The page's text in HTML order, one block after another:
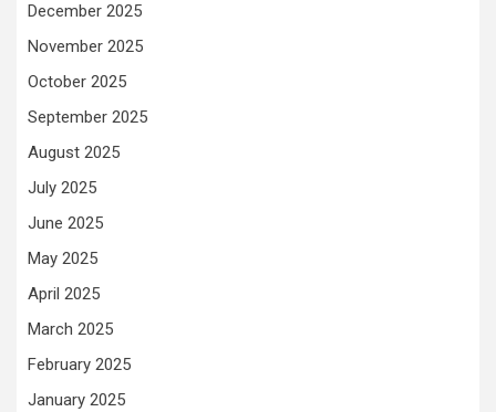
December 2025
November 2025
October 2025
September 2025
August 2025
July 2025
June 2025
May 2025
April 2025
March 2025
February 2025
January 2025